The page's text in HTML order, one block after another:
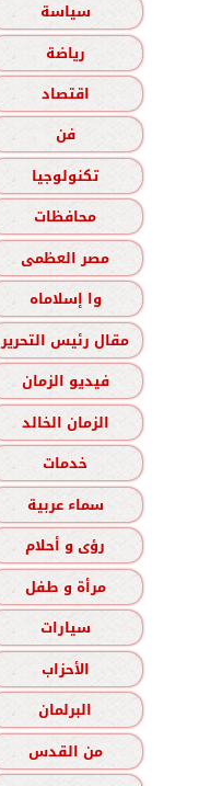
سياسة
رياضة
اقتصاد
فن
تكنولوجيا
محافظات
مصر العظمى
وا إسلاماه
مقال رئيس التحرير
فيديو الزمان
الزمان الخالد
خدمات
سماء عربية
رؤى و أحلام
مرأة و طفل
سيارات
الأحزاب
البرلمان
من القدس